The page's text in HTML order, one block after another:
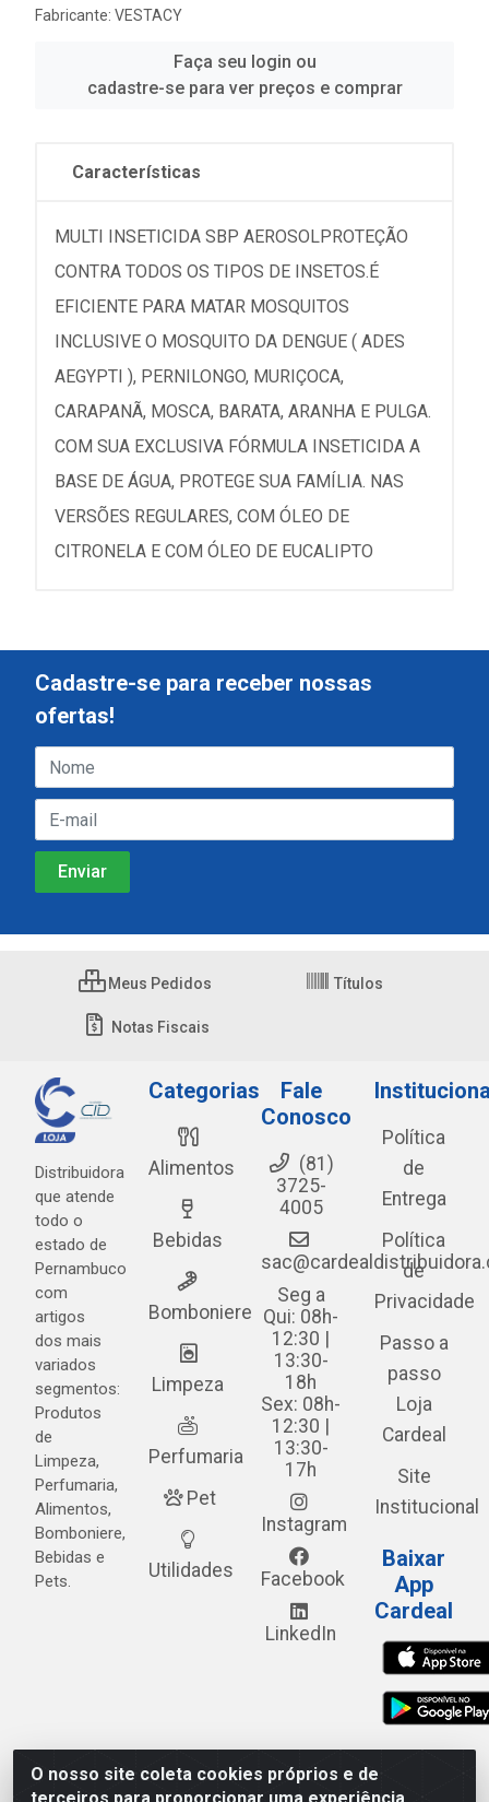
Fabricante: VESTACY
Faça seu login ou
cadastre-se para ver preços e comprar
Características
MULTI INSETICIDA SBP AEROSOLPROTEÇÃO
CONTRA TODOS OS TIPOS DE INSETOS.É
EFICIENTE PARA MATAR MOSQUITOS
INCLUSIVE O MOSQUITO DA DENGUE ( ADES
AEGYPTI ), PERNILONGO, MURIÇOCA,
CARAPANÃ, MOSCA, BARATA, ARANHA E PULGA.
COM SUA EXCLUSIVA FÓRMULA INSETICIDA A
BASE DE ÁGUA, PROTEGE SUA FAMÍLIA. NAS
VERSÕES REGULARES, COM ÓLEO DE
CITRONELA E COM ÓLEO DE EUCALIPTO
O nosso site coleta cookies próprios e de
Cadastre-se para receber nossas
ofertas!
Meus Pedidos Títulos
Notas Fiscais
Distribuidora
que atende
todo o
estado de
Pernambuco
com
artigos
dos mais
variados
segmentos:
Produtos
de
Limpeza,
Perfumaria,
Alimentos,
Bomboniere,
Bebidas e
Pets.
Categorias
Alimentos
Bebidas
Bomboniere
Limpeza
Perfumaria
Pet
Utilidades
Fale
Conosco
(81)
3725-
4005
Seg a
Qui: 08h-
12:30 |
13:30-
18h
Sex: 08h-
12:30 |
13:30-
17h
Instagram
Facebook
LinkedIn
Política
de
Entrega
Política
de
Privacidade
Passo a
passo
Loja
Cardeal
Site
Institucional
Baixar
App
Cardeal
Cardeal Distribuidora - Estrada Alto do Moura, 582 - Alto